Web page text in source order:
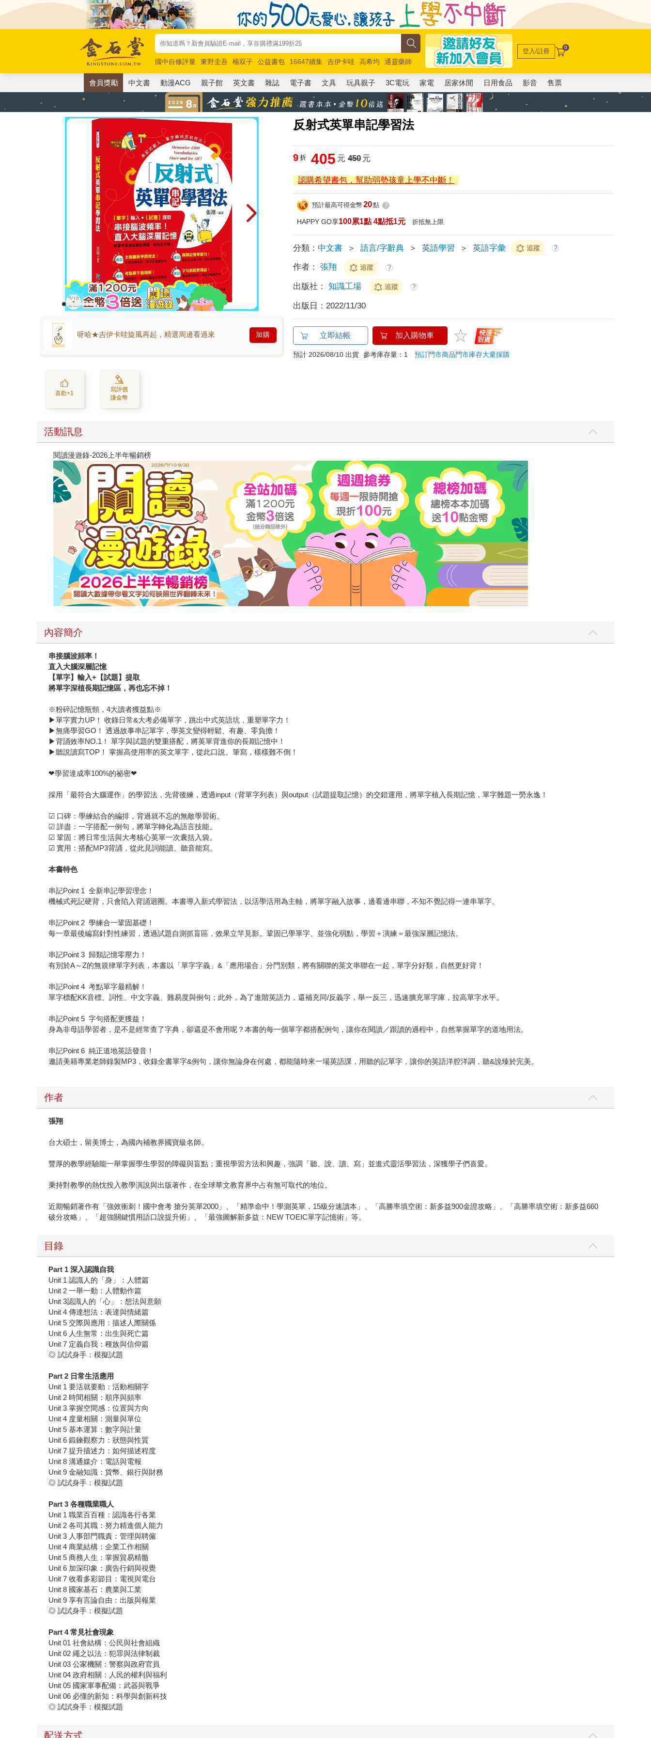
國中自修評量 東野圭吾 楊双子 公益書包 16647續集 吉伊卡哇 高希均
通靈藥師
唯紅花綻放
奧德賽 路邊攤新作 馬斯克 玩具總動員5 超慢跑
登入/註冊 0
會員獎勵 中文書 動漫ACG 親子館 英文書 雜誌 電子書 文具 玩具親子 3C電玩 家電 居家休閒 日用食品 影音 售票
反射式英單串記學習法
呀哈★吉伊卡哇旋風再起，精選周邊看過來 加購
喜歡+1
寫評價
賺金幣
9 折 405 元 450元
認購希望書包，幫助弱勢孩童上學不中斷！
預計最高可得金幣 20點 ?
HAPPY GO享100累1點 4點抵1元 折抵無上限
分類： 中文書 ＞ 語言/字辭典 ＞ 英語學習 ＞ 英語字彙 追蹤 ?
作者： 張翔 追蹤 ?
出版社： 知識工場 追蹤 ?
出版日： 2022/11/30
立即結帳 加入購物車
預計 2026/08/10 出貨 參考庫存量：1預訂門市商品門市庫存大量採購
活動訊息
閱讀漫遊錄-2026上半年暢銷榜
內容簡介
串接腦波頻率！
直入大腦深層記憶
【單字】輸入+ 【試題】提取
將單字深植長期記憶區，再也忘不掉！
※粉碎記憶瓶頸，4大讀者獲益點※
▶單字實力UP！ 收錄日常&大考必備單字，跳出中式英語坑，重塑單字力！
▶無痛學習GO！ 透過故事串記單字，學英文變得輕鬆、有趣、零負擔！
▶背誦效率NO.1！ 單字與試題的雙重搭配，將英單背進你的長期記憶中！
▶聽說讀寫TOP！ 掌握高使用率的英文單字，從此口說、筆寫，樣樣難不倒！
❤學習達成率100%的祕密❤
採用「最符合大腦運作」的學習法，先背後練，透過input（背單字列表）與output（試題提取記憶）的交錯運用，將單字植入長期記憶，單字難題一勞永逸！
☑ 口碑：學練結合的編排，背過就不忘的無敵學習術。
☑ 詳盡：一字搭配一例句，將單字轉化為語言技能。
☑ 鞏固：將日常生活與大考核心英單一次囊括入袋。
☑ 實用：搭配MP3背誦，從此見詞能讀、聽音能寫。
本書特色
串記Point 1 全新串記學習理念！
機械式死記硬背，只會陷入背誦迴圈。本書導入新式學習法，以活學活用為主軸，將單字融入故事，邊看邊串聯，不知不覺記得一連串單字。
串記Point 2 學練合一鞏固基礎！
每一章最後編寫針對性練習，透過試題自測抓盲區，效果立竿見影。鞏固已學單字、並強化弱點，學習＋演練＝最強深層記憶法。
串記Point 3 歸類記憶零壓力！
有別於A～Z的無規律單字列表，本書以「單字字義」&「應用場合」分門別類，將有關聯的英文串聯在一起，單字分好類，自然更好背！
串記Point 4 考點單字最精解！
單字標配KK音標、詞性、中文字義、難易度與例句；此外，為了進階英語力，還補充同/反義字，舉一反三，迅速擴充單字庫，拉高單字水平。
串記Point 5 字句搭配更獲益！
身為非母語學習者，是不是經常查了字典，卻還是不會用呢？本書的每一個單字都搭配例句，讓你在閱讀／跟讀的過程中，自然掌握單字的道地用法。
串記Point 6 純正道地英語發音！
邀請美籍專業老師錄製MP3，收錄全書單字&例句，讓你無論身在何處，都能隨時來一場英語課，用聽的記單字，讓你的英語洋腔洋調，聽&說臻於完美。
作者
張翔
台大碩士，留美博士，為國內補教界國寶級名師。
豐厚的教學經驗能一舉掌握學生學習的障礙與盲點；重視學習方法和興趣，強調「聽、說、讀、寫」並進式靈活學習法，深獲學子們喜愛。
秉持對教學的熱忱投入教學演說與出版著作，在全球華文教育界中占有無可取代的地位。
近期暢銷著作有「強效衝刺！國中會考 搶分英單2000」、「精準命中！學測英單，15級分速讀本」、「高勝率填空術：新多益900金證攻略」、「高勝率填空術：新多益660
破分攻略」、「超強關鍵慣用語口說提升術」、「最強圖解新多益：NEW TOEIC單字記憶術」等。
目錄
Part 1深入認識自我
Unit 1 認識人的「身」：人體篇
Unit 2 一舉一動：人體動作篇
Unit 3認識人的「心」：想法與意願
Unit 4 傳達想法：表達與情緒篇
Unit 5 交際與應用：描述人際關係
Unit 6 人生無常：出生與死亡篇
Unit 7 定義自我：種族與信仰篇
◎ 試試身手：模擬試題
Part 2 日常生活應用
Unit 1 要活就要動：活動相關字
Unit 2 時間相關：順序與頻率
Unit 3 掌握空間感：位置與方向
Unit 4 度量相關：測量與單位
Unit 5 基本運算：數字與計量
Unit 6 鍛鍊觀察力：狀態與性質
Unit 7 提升描述力：如何描述程度
Unit 8 溝通媒介：電話與電報
Unit 9 金融知識：貨幣、銀行與財務
◎ 試試身手：模擬試題
Part 3各種職業職人
Unit 1 職業百百種：認識各行各業
Unit 2 各司其職：努力精進個人能力
Unit 3 人事部門職責：管理與聘僱
Unit 4 商業結構：企業工作相關
Unit 5 商務人生：掌握貿易精髓
Unit 6 加深印象：廣告行銷與視覺
Unit 7 收看多彩節目：電視與電台
Unit 8 國家基石：農業與工業
Unit 9 享有言論自由：出版與報業
◎ 試試身手：模擬試題
Part 4常見社會現象
Unit 01 社會結構：公民與社會組織
Unit 02 繩之以法：犯罪與法律制裁
Unit 03 公家機關：警察與政府官員
Unit 04 政府相關：人民的權利與福利
Unit 05 國家軍事配備：武器與戰爭
Unit 06 必懂的新知：科學與創新科技
◎ 試試身手：模擬試題
配送方式